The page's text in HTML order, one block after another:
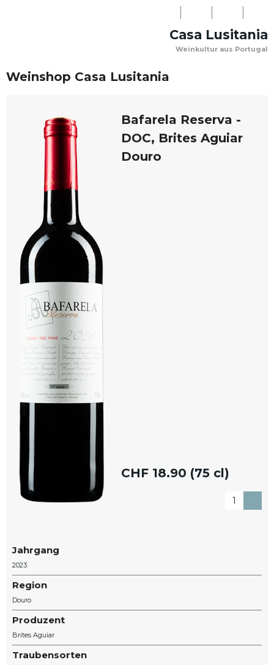
Casa Lusitania
Weinkultur aus Portugal
(0)
BERATUNG:
(0)31
Weinshop Casa Lusitania
Bafarela Reserva -
DOC, Brites Aguiar
Douro
CHF 18.90 (75 cl)
Jahrgang
2023
Region
Douro
Produzent
Brites Aguiar
Traubensorten